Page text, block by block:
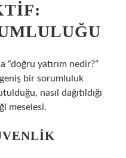
“doğru yatırım nedir?”
geniş bir sorumluluk
nasıl dağıtıldığı
meselesi.